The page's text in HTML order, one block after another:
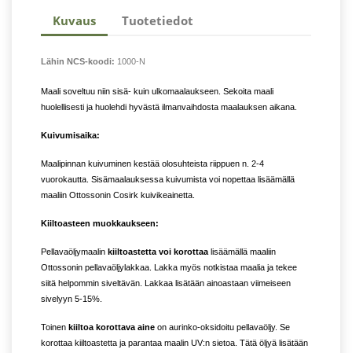
Kuvaus Tuotetiedot
Lähin NCS-koodi: 1000-N
Maali soveltuu niin sisä- kuin ulkomaalaukseen. Sekoita maali
huolellisesti ja huolehdi hyvästä ilmanvaihdosta maalauksen aikana.
Kuivumisaika:
Maalipinnan kuivuminen kestää olosuhteista riippuen n. 2-4
vuorokautta. Sisämaalauksessa kuivumista voi nopettaa lisäämällä
maaliin Ottossonin Cosirk kuivikeainetta.
Kiiltoasteen muokkaukseen:
Pellavaöljymaalin kiiltoastetta voi korottaa lisäämällä maaliin
Ottossonin pellavaöljylakkaa. Lakka myös notkistaa maalia ja tekee
siitä helpommin siveltävän. Lakkaa lisätään ainoastaan viimeiseen
sivelyyn 5-15%.
Toinen kiiltoa korottava aine on aurinko-oksidoitu pellavaöljy. Se
korottaa kiiltoastetta ja parantaa maalin UV:n sietoa. Tätä öljyä lisätään